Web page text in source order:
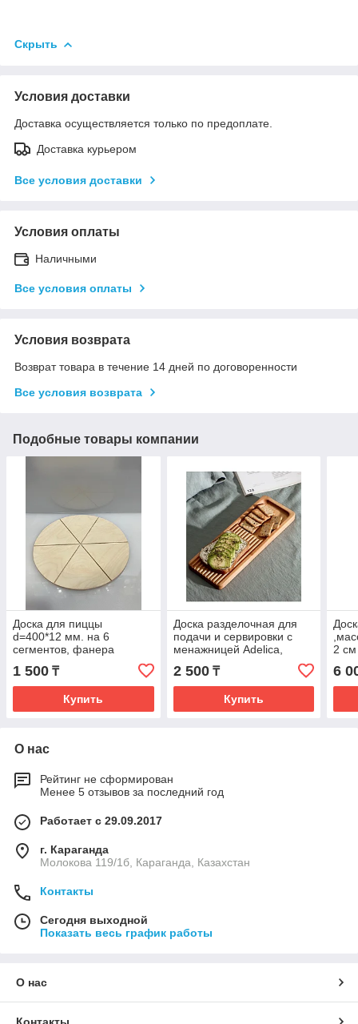
Скрыть
Условия доставки
Доставка осуществляется только по предоплате.
Доставка курьером
Все условия доставки
Условия оплаты
Наличными
Все условия оплаты
Условия возврата
Возврат товара в течение 14 дней по договоренности
Все условия возврата
Подобные товары компании
Доска для пиццы
d=400*12 мм. на 6
сегментов, фанера
1 500 ₸
Купить
Доска разделочная для
подачи и сервировки с
менажницей Adelica,
28×10×1,8 см, берёза
2 500₸
Купить
2 см
6
О нас
Рейтинг не сформирован
Менее 5 отзывов за последний год
Работает с 29.09.2017
г. Караганда
Молокова 119/1б, Караганда, Казахстан
Контакты
Сегодня выходной
Показать весь график работы
О нас